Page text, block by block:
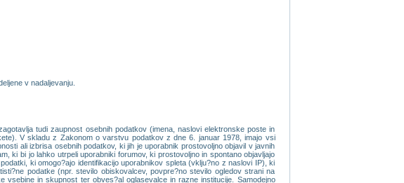
v nadaljevanju.
tudi zaupnost osebnih podatkov (imena, naslovi elektronske poste in
V skladu z Zakonom o varstvu podatkov z dne 6. januar 1978, imajo vsi
ali izbrisa osebnih podatkov, ki jih je uporabnik prostovoljno objavil v javnih
ki bi jo lahko utrpeli uporabniki forumov, ki prostovoljno in spontano objavljajo
ki omogo?ajo identifikacijo uporabnikov spleta (vklju?no z naslovi IP), ki
podatke (npr. stevilo obiskovalcev, povpre?no stevilo ogledov strani na
vsebine in skupnost ter obves?al oglasevalce in razne institucije. Samodejno